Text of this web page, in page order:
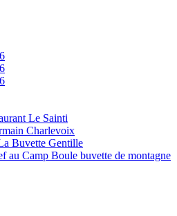
Le Sainti
Charlevoix
Buvette Gentille
au Camp Boule buvette de montagne